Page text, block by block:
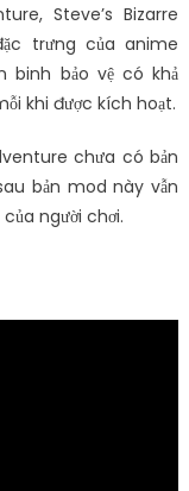
Steve’s Bizarre
trưng của anime
binh bảo vệ có khả
khi được kích hoạt.
chưa có bản
bản mod này vẫn
người chơi.